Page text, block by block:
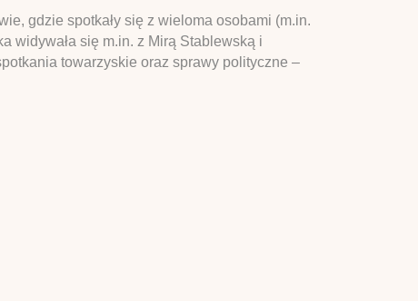
gdzie spotkały się z wieloma osobami (m.in.
widywała się m.in. z Mirą Stablewską i
towarzyskie oraz sprawy polityczne –